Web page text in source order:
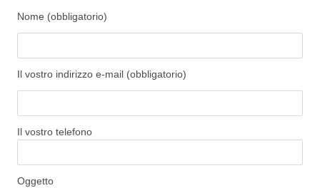
Nome (obbligatorio)
Il vostro indirizzo e-mail (obbligatorio)
Il vostro telefono
Oggetto